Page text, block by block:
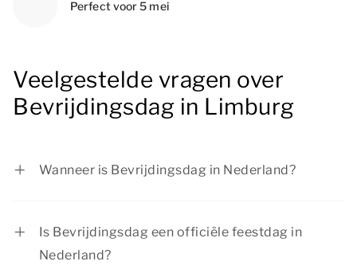
Perfect voor 5 mei
Veelgestelde vragen over
Bevrijdingsdag in Limburg
Wanneer is Bevrijdingsdag in Nederland?
Is Bevrijdingsdag een officiële feestdag in
Nederland?